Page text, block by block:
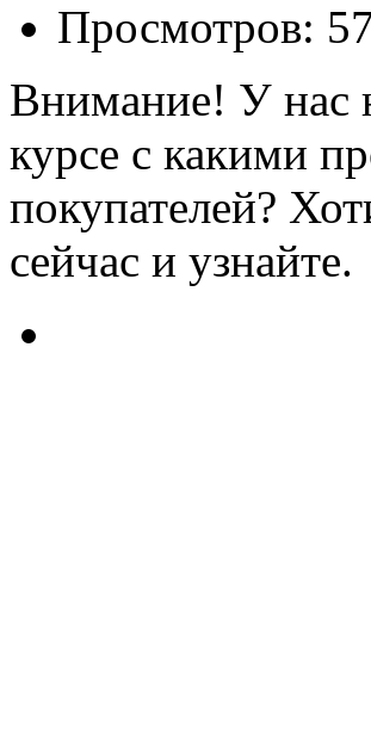
Просмотров:
Внимание! У нас
курсе с какими
покупателей?
сейчас и узнайте.